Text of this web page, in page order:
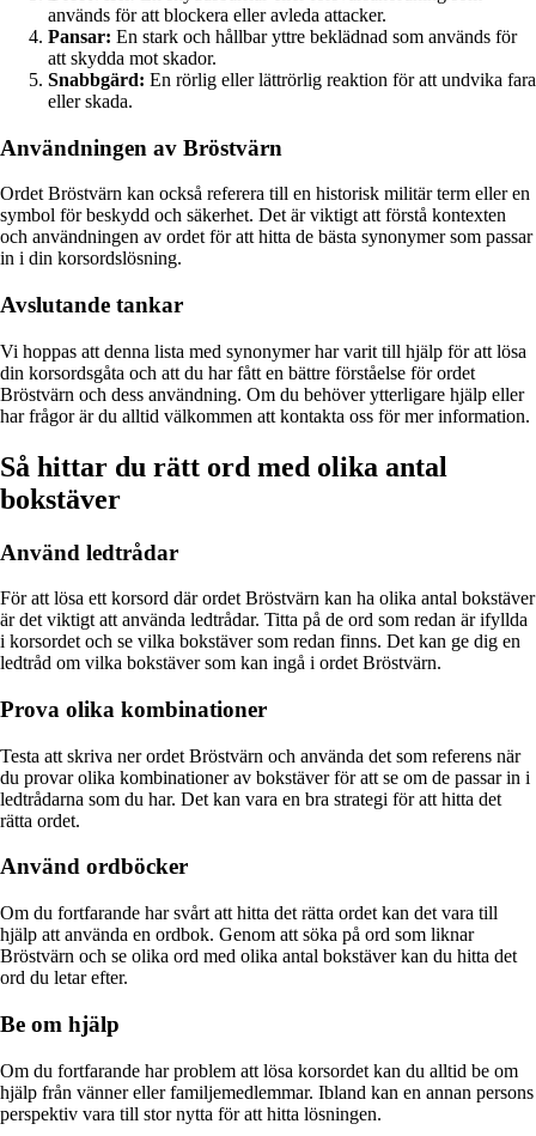
används för att blockera eller avleda attacker.
Pansar: En stark och hållbar yttre beklädnad som används för
att skydda mot skador.
Snabbgärd: En rörlig eller lättrörlig reaktion för att undvika fara
eller skada.
Användningen av Bröstvärn
Ordet Bröstvärn kan också referera till en historisk militär term eller en
symbol för beskydd och säkerhet. Det är viktigt att förstå kontexten
och användningen av ordet för att hitta de bästa synonymer som passar
in i din korsordslösning.
Avslutande tankar
Vi hoppas att denna lista med synonymer har varit till hjälp för att lösa
din korsordsgåta och att du har fått en bättre förståelse för ordet
Bröstvärn och dess användning. Om du behöver ytterligare hjälp eller
har frågor är du alltid välkommen att kontakta oss för mer information.
Så hittar du rätt ord med olika antal
bokstäver
Använd ledtrådar
För att lösa ett korsord där ordet Bröstvärn kan ha olika antal bokstäver
är det viktigt att använda ledtrådar. Titta på de ord som redan är ifyllda
i korsordet och se vilka bokstäver som redan finns. Det kan ge dig en
ledtråd om vilka bokstäver som kan ingå i ordet Bröstvärn.
Prova olika kombinationer
Testa att skriva ner ordet Bröstvärn och använda det som referens när
du provar olika kombinationer av bokstäver för att se om de passar in i
ledtrådarna som du har. Det kan vara en bra strategi för att hitta det
rätta ordet.
Använd ordböcker
Om du fortfarande har svårt att hitta det rätta ordet kan det vara till
hjälp att använda en ordbok. Genom att söka på ord som liknar
Bröstvärn och se olika ord med olika antal bokstäver kan du hitta det
ord du letar efter.
Be om hjälp
Om du fortfarande har problem att lösa korsordet kan du alltid be om
hjälp från vänner eller familjemedlemmar. Ibland kan en annan persons
perspektiv vara till stor nytta för att hitta lösningen.